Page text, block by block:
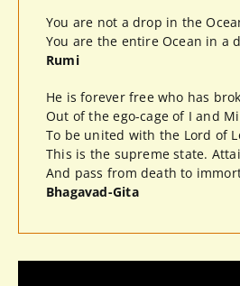
You are not a drop in the
You are the entire Ocean in a
Rumi
He is forever free who has
Out of the ego-cage of I and
To be united with the Lord of
This is the supreme state.
And pass from death to
Bhagavad-Gita